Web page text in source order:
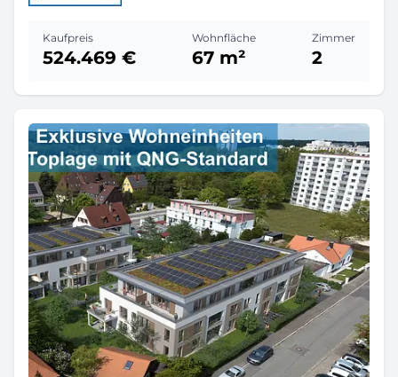
Kaufpreis
524.469 €
Wohnfläche
67 m²
Zimmer
2